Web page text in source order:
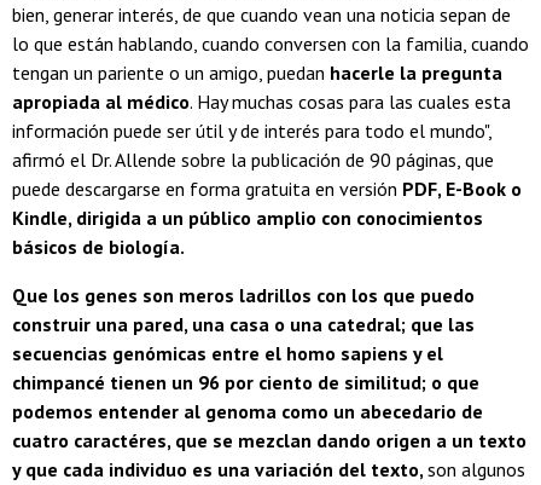
bien, generar interés, de que cuando vean una noticia sepan de
lo que están hablando, cuando conversen con la familia, cuando
tengan un pariente o un amigo, puedan hacerle la pregunta
apropiada al médico. Hay muchas cosas para las cuales esta
información puede ser útil y de interés para todo el mundo",
afirmó el Dr. Allende sobre la publicación de 90 páginas, que
puede descargarse en forma gratuita en versión PDF, E-Book o
Kindle, dirigida a un público amplio con conocimientos
básicos de biología.
Que los genes son meros ladrillos con los que puedo
construir una pared, una casa o una catedral; que las
secuencias genómicas entre el homo sapiens y el
chimpancé tienen un 96 por ciento de similitud; o que
podemos entender al genoma como un abecedario de
cuatro caractéres, que se mezclan dando origen a un texto
y que cada individuo es una variación del texto,son algunos